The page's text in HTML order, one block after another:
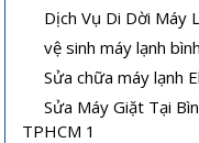
Dịch Vụ Di Dời Máy
vệ sinh máy lạnh
Sửa chữa máy lạnh
Sửa Máy Giặt Tại
TPHCM 1
Hướng dẫn sử dụng và bảo
máy lạnh âm trần hiệu quả